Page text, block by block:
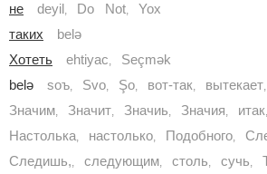
не
deyil, Do Not, Yox
таких
belə
Хотеть
ehtiyac, Seçmək
belə
soъ, Svo, Şo, вот-так, вытекает
Значим, Значит, Значиь, Значия, итак
Настолька, настолько, Подобного,
Следишь,, следующим, столь, сучь,